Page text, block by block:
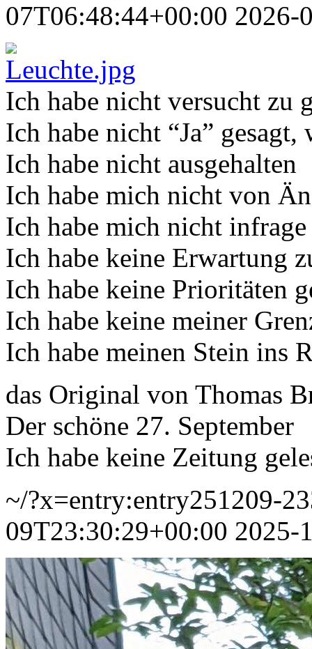
07T06:48:44+00:00 2026-
Ich habe nicht versucht zu
Ich habe nicht “Ja”
Ich habe nicht ausgehalten
Ich habe mich nicht von
Ich habe mich nicht
Ich habe keine Erwartung
Ich habe keine Prioritäten
Ich habe keine meiner
Ich habe meinen Stein ins
das Original von Thomas
Der schöne 27. September
Ich habe keine Zeitung
~/?x=entry:entry251209-
09T23:30:29+00:00 2025-